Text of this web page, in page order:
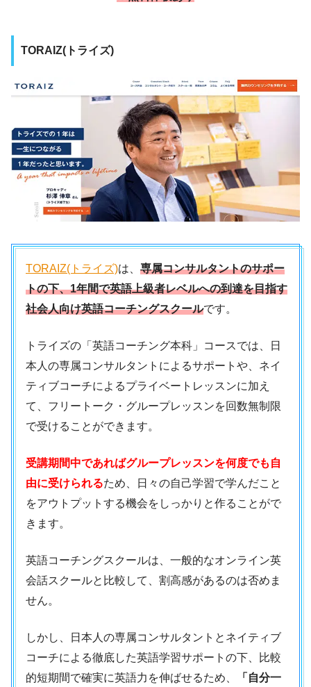
TORAIZ(トライズ)
TORAIZ(トライズ)は、 専属コンサルタントのサポー
トの下、1年間で英語上級者レベルへの到達を目指す
社会人向け英語コーチングスクールです。
トライズの「英語コーチング本科」コースでは、日
本人の専属コンサルタントによるサポートや、ネイ
ティブコーチによるプライベートレッスンに加え
て、フリートーク・グループレッスンを回数無制限
で受けることができます。
受講期間中であればグループレッスンを何度でも自
由に受けられるため、日々の自己学習で学んだこと
をアウトプットする機会をしっかりと作ることがで
きます。
英語コーチングスクールは、一般的なオンライン英
会話スクールと比較して、割高感があるのは否めま
せん。
しかし、日本人の専属コンサルタントとネイティブ
コーチによる徹底した英語学習サポートの下、比較
的短期間で確実に英語力を伸ばせるため、
「自分一